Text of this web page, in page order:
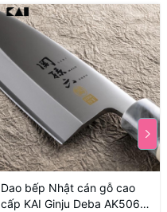
Dao bếp Nhật cán gỗ cao
cấp KAI Ginju Deba AK5061